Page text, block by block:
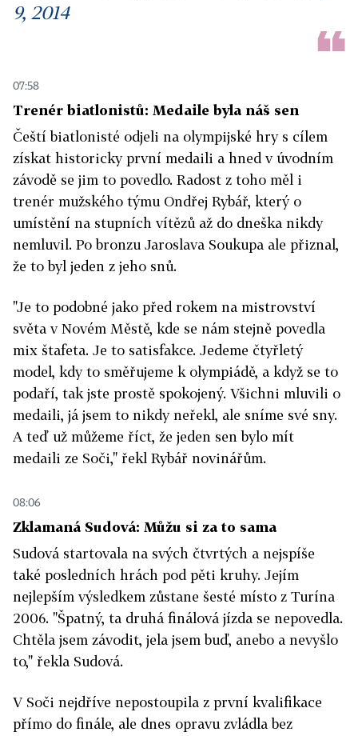
9, 2014
07:58
Trenér biatlonistů: Medaile byla náš sen
Čeští biatlonisté odjeli na olympijské hry s cílem
získat historicky první medaili a hned v úvodním
závodě se jim to povedlo. Radost z toho měl i
trenér mužského týmu Ondřej Rybář, který o
umístění na stupních vítězů až do dneška nikdy
nemluvil. Po bronzu Jaroslava Soukupa ale přiznal,
že to byl jeden z jeho snů.
"Je to podobné jako před rokem na mistrovství
světa v Novém Městě, kde se nám stejně povedla
mix štafeta. Je to satisfakce. Jedeme čtyřletý
model, kdy to směřujeme k olympiádě, a když se to
podaří, tak jste prostě spokojený. Všichni mluvili o
medaili, já jsem to nikdy neřekl, ale sníme své sny.
A teď už můžeme říct, že jeden sen bylo mít
medaili ze Soči," řekl Rybář novinářům.
08:06
Zklamaná Sudová: Můžu si za to sama
Sudová startovala na svých čtvrtých a nejspíše
také posledních hrách pod pěti kruhy. Jejím
nejlepším výsledkem zůstane šesté místo z Turína
2006. "Špatný, ta druhá finálová jízda se nepovedla.
Chtěla jsem závodit, jela jsem buď, anebo a nevyšlo
to," řekla Sudová.
V Soči nejdříve nepostoupila z první kvalifikace
přímo do finále, ale dnes opravu zvládla bez